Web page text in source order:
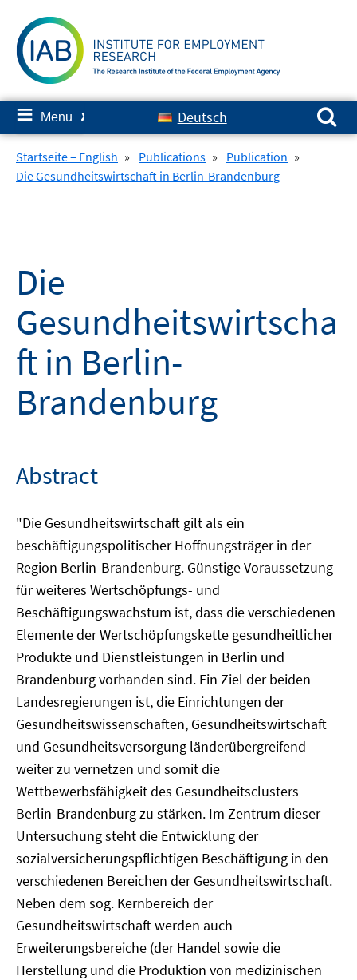
content
≡ Menu ✘ Deutsch
Search for:
Startseite – English » Publications » Publication »
Die Gesundheitswirtschaft in Berlin-Brandenburg
Die
Gesundheitswirtscha
ft in Berlin-
Brandenburg
Abstract
"Die Gesundheitswirtschaft gilt als ein
beschäftigungspolitischer Hoffnungsträger in der
Region Berlin-Brandenburg. Günstige Voraussetzung
für weiteres Wertschöpfungs- und
Beschäftigungswachstum ist, dass die verschiedenen
Elemente der Wertschöpfungskette gesundheitlicher
Produkte und Dienstleistungen in Berlin und
Brandenburg vorhanden sind. Ein Ziel der beiden
Landesregierungen ist, die Einrichtungen der
Gesundheitswissenschaften, Gesundheitswirtschaft
und Gesundheitsversorgung länderübergreifend
weiter zu vernetzen und somit die
Wettbewerbsfähigkeit des Gesundheitsclusters
Berlin-Brandenburg zu stärken. Im Zentrum dieser
Untersuchung steht die Entwicklung der
sozialversicherungspflichtigen Beschäftigung in den
verschiedenen Bereichen der Gesundheitswirtschaft.
Neben dem sog. Kernbereich der
Gesundheitswirtschaft werden auch
Erweiterungsbereiche (der Handel sowie die
Herstellung und die Produktion von medizinischen